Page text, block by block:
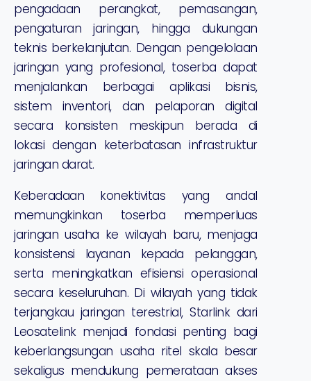
pengadaan perangkat, pemasangan,
pengaturan jaringan, hingga dukungan
teknis berkelanjutan. Dengan pengelolaan
jaringan yang profesional, toserba dapat
menjalankan berbagai aplikasi bisnis,
sistem inventori, dan pelaporan digital
secara konsisten meskipun berada di
lokasi dengan keterbatasan infrastruktur
jaringan darat.
Keberadaan konektivitas yang andal
memungkinkan toserba memperluas
jaringan usaha ke wilayah baru, menjaga
konsistensi layanan kepada pelanggan,
serta meningkatkan efisiensi operasional
secara keseluruhan. Di wilayah yang tidak
terjangkau jaringan terestrial, Starlink dari
Leosatelink menjadi fondasi penting bagi
keberlangsungan usaha ritel skala besar
sekaligus mendukung pemerataan akses